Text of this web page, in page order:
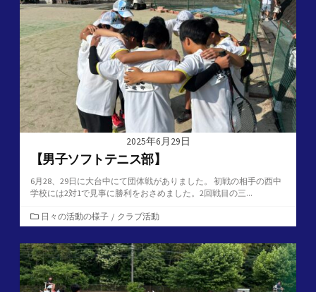
リ
2025年6月29日
【男子ソフトテニス部】
6月28、29日に大台中にて団体戦がありました。 初戦の相手の西中
学校には2対1で見事に勝利をおさめました。2回戦目の三...
カ
テ
ゴ
リ
ー
日々の活動の様子 / クラブ活動